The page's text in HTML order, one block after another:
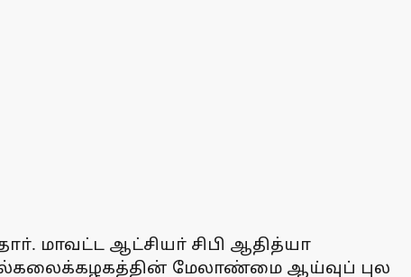
மாவட்ட ஆட்சியா் சிபி ஆதித்யா
மேலாண்மை ஆய்வுப் புல